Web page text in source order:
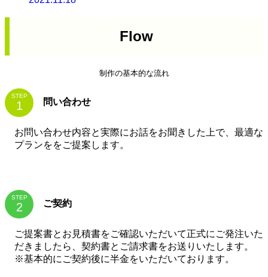
Flow
制作の基本的な流れ
STEP
問い合わせ
お問い合わせ内容と実際にお話をお聞きした上で、最適な
プランををご提案します。
STEP
ご契約
ご提案書とお見積書をご確認いただいて正式にご発注いた
だきましたら、契約書とご請求書をお送りいたします。
※基本的にご契約後に半金をいただいております。